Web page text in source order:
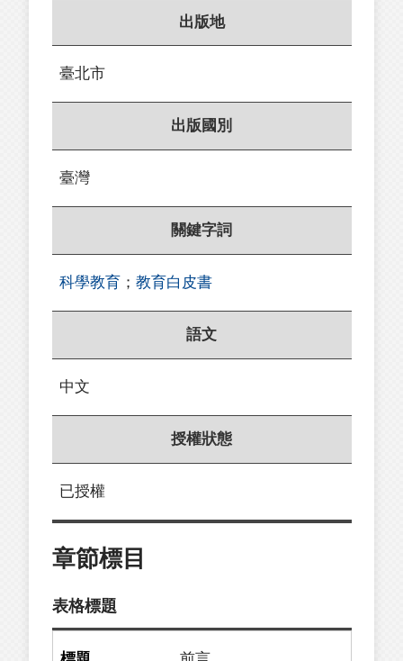
出版地
臺北市
出版國別
臺灣
關鍵字詞
科學教育 ； 教育白皮書
語文
中文
授權狀態
已授權
章節標目
表格標題